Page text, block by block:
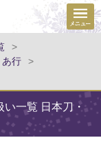
>
行
>
い一覧 日本刀・